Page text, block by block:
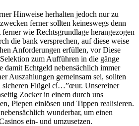
Hinweise herhalten jedoch nur zu
ferner sollten keineswegs denn
ferner wie Rechtsgrundlage herangezogen
die bank versprechen, auf diese weise
Anforderungen erfüllen, vor Diese
zum Aufführen in die gänge
damit Echtgeld nebensächlich immer
Auszahlungen gemeinsam sei, sollten
sicheren Flügel cí…”œur. Unsereiner
Zocker in einem durch uns
Piepen einlösen und Tippen realisieren.
wunderbar, um einen
ein- und umzusetzen.